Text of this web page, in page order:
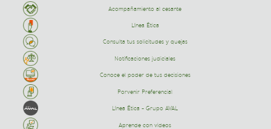
Acompañamiento al cesante
Línea Ética
Consulta tus solicitudes y quejas
Notificaciones judiciales
Conoce el poder de tus decisiones
Porvenir Preferencial
Línea Ética - Grupo AVAL
Aprende con videos